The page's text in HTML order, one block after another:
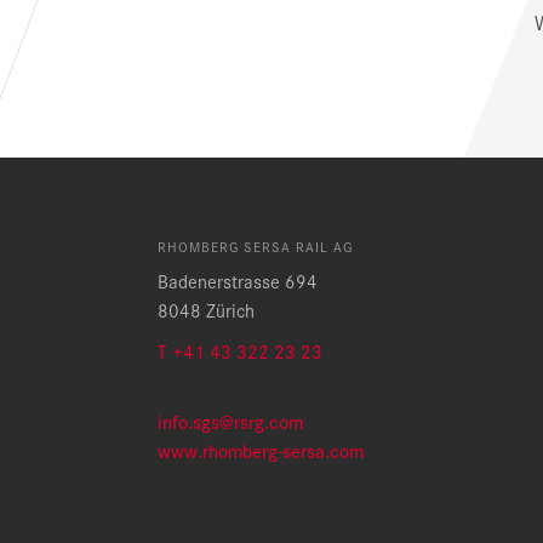
RHOMBERG SERSA RAIL AG
Badenerstrasse 694
8048 Zürich
T +41 43 322 23 23
info.sgs@rsrg.com
www.rhomberg-sersa.com